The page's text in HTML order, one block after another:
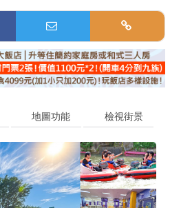
地圖功能 檢視街景